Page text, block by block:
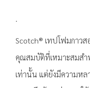
.
Scotch® เทปโฟมกาวส
คุณสมบัติที่เหมาะสมสำ
เท่านั้น แต่ยังมีความหล